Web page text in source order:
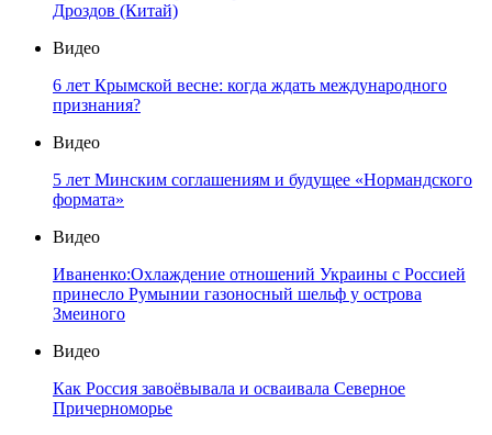
Дроздов (Китай)
Видео
6 лет Крымской весне: когда ждать международного
признания?
Видео
5 лет Минским соглашениям и будущее «Нормандского
формата»
Видео
Иваненко:Охлаждение отношений Украины с Россией
принесло Румынии газоносный шельф у острова
Змеиного
Видео
Как Россия завоёвывала и осваивала Северное
Причерноморье